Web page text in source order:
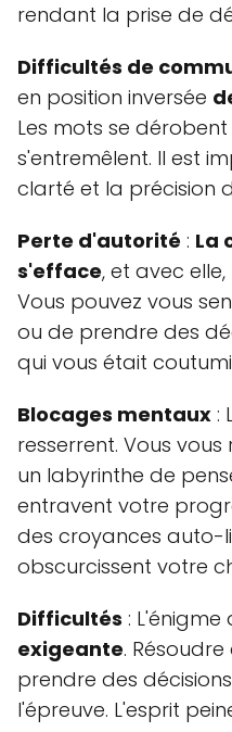
rendant la prise de
Difficultés de
en position inversée
Les mots se
s'entremêlent. Il est
clarté et la précision
Perte d'autorité : La
s'efface, et avec
Vous pouvez vous
ou de prendre des
qui vous était
Blocages mentaux :
resserrent. Vous
un labyrinthe de
entravent votre
des croyances auto-
obscurcissent votre
Difficultés :
exigeante.
prendre des
l'épreuve. L'esprit